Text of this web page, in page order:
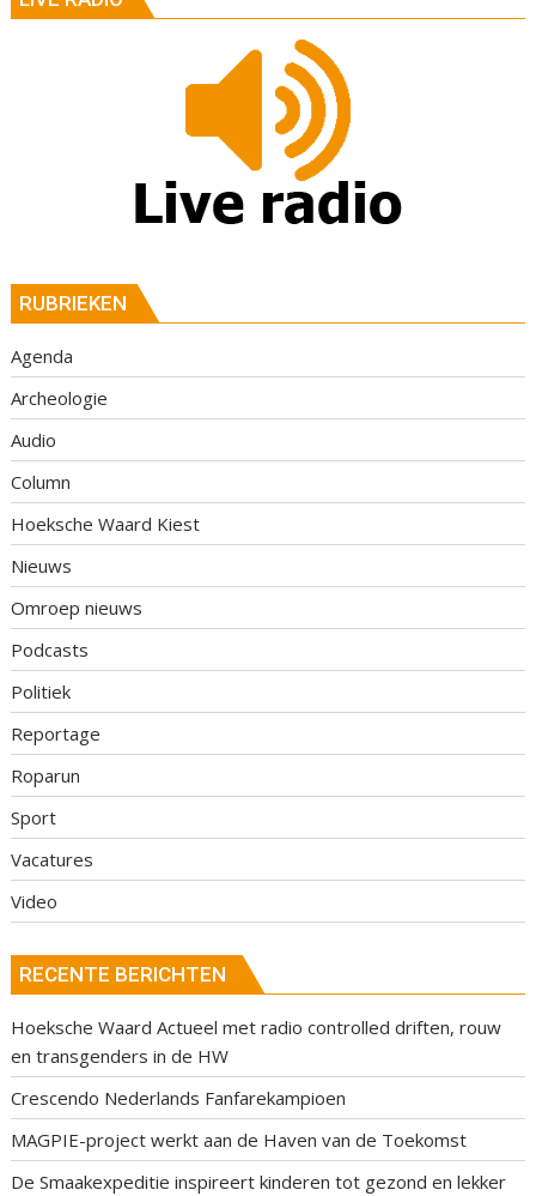
RUBRIEKEN
Agenda
Archeologie
Audio
Column
Hoeksche Waard Kiest
Nieuws
Omroep nieuws
Podcasts
Politiek
Reportage
Roparun
Sport
Vacatures
Video
RECENTE BERICHTEN
Hoeksche Waard Actueel met radio controlled driften, rouw
en transgenders in de HW
Crescendo Nederlands Fanfarekampioen
MAGPIE-project werkt aan de Haven van de Toekomst
De Smaakexpeditie inspireert kinderen tot gezond en lekker